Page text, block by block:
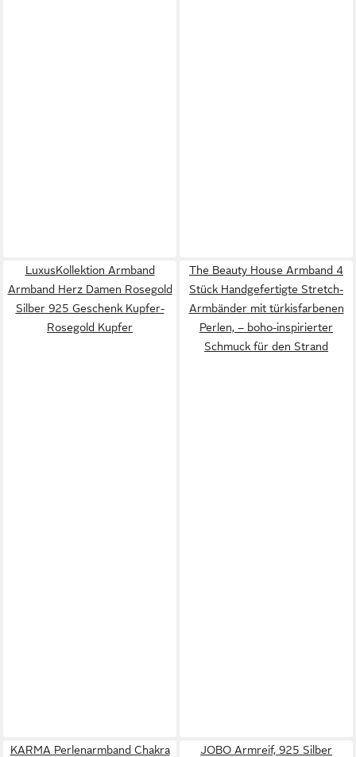
LuxusKollektion Armband
Armband Herz Damen Rosegold
Silber 925 Geschenk Kupfer-
Rosegold Kupfer
The Beauty House Armband 4
Stück Handgefertigte Stretch-
Armbänder mit türkisfarbenen
Perlen, – boho-inspirierter
Schmuck für den Strand
KARMA Perlenarmband Chakra
JOBO Armreif, 925 Silber